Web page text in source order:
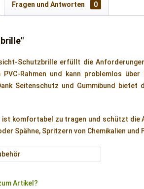
Fragen und Antworten 0
Schutzbrille erfüllt die
PVC-Rahmen und kann problemlos
Seitenschutz und Gummibund bietet
ist komfortabel zu tragen und schützt die
Spähne, Spritzern von Chemikalien und
Artikel?